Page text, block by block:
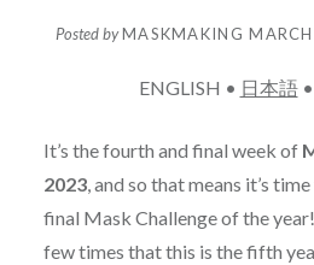
Posted byMASKMAKING MARCH
ENGLISH • 日本語•
It’s the fourth and final week of
2023, and so that means it’s
final Mask Challenge of the
few times that this is the fifth